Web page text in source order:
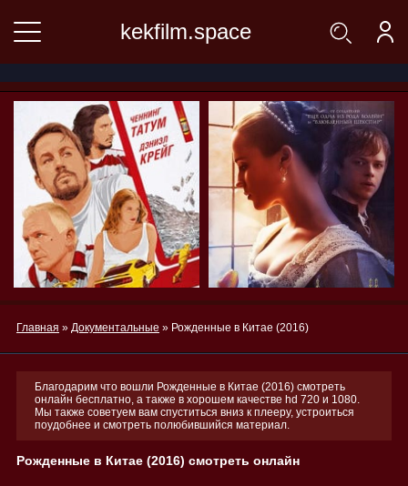
kekfilm.space
Главная » Документальные » Рожденные в Китае (2016)
Благодарим что вошли Рожденные в Китае (2016) смотреть
онлайн бесплатно, а также в хорошем качестве hd 720 и 1080.
Мы также советуем вам спуститься вниз к плееру, устроиться
поудобнее и смотреть полюбившийся материал.
Рожденные в Китае (2016) смотреть онлайн